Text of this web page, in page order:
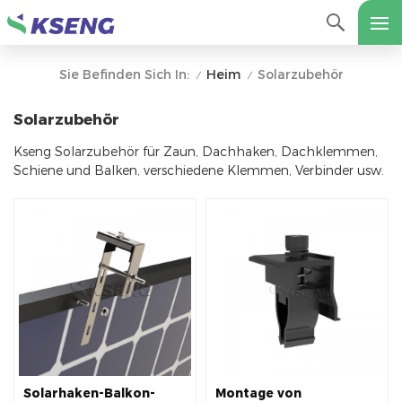
Sie Befinden Sich In: / Heim / Solarzubehör
Solarzubehör
Kseng Solarzubehör für Zaun, Dachhaken, Dachklemmen,
Schiene und Balken, verschiedene Klemmen, Verbinder usw.
Solarhaken-Balkon-
Montage von